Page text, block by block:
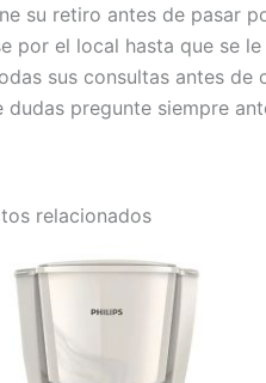
su retiro antes de pasar
por el local hasta que se
sus consultas antes de
dudas pregunte siempre
relacionados